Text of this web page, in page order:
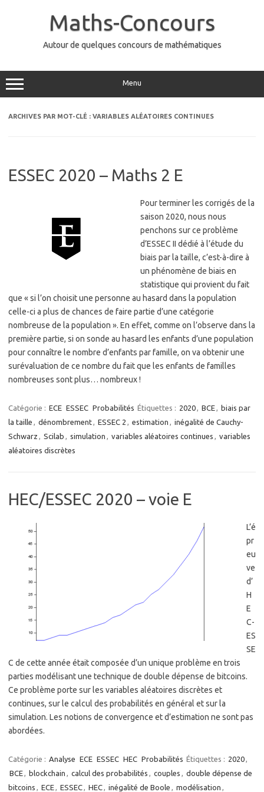
Maths-Concours
Autour de quelques concours de mathématiques
Menu
ARCHIVES PAR MOT-CLÉ : VARIABLES ALÉATOIRES CONTINUES
ESSEC 2020 – Maths 2 E
Pour terminer les corrigés de la
saison 2020, nous nous
penchons sur ce problème
d’ESSEC II dédié à l’étude du
biais par la taille, c’est-à-dire à
un phénomène de biais en
statistique qui provient du fait
que « si l’on choisit une personne au hasard dans la population
celle-ci a plus de chances de faire partie d’une catégorie
nombreuse de la population ». En effet, comme on l’observe dans la
première partie, si on sonde au hasard les enfants d’une population
pour connaître le nombre d’enfants par famille, on va obtenir une
surévaluation de ce nombre du fait que les enfants de familles
nombreuses sont plus… nombreux !
Catégorie : ECE ESSEC Probabilités Étiquettes : 2020, BCE, biais par
la taille , dénombrement, ESSEC 2 , estimation , inégalité de Cauchy-
Schwarz , Scilab , simulation , variables aléatoires continues , variables
aléatoires discrètes
HEC/ESSEC 2020 – voie E
L’é
pr
eu
ve
d’
H
E
C-
ES
SE
C de cette année était composée d’un unique problème en trois
parties modélisant une technique de double dépense de bitcoins.
Ce problème porte sur les variables aléatoires discrètes et
continues, sur le calcul des probabilités en général et sur la
simulation. Les notions de convergence et d’estimation ne sont pas
abordées.
Catégorie : Analyse ECE ESSEC HEC Probabilités Étiquettes : 2020,
BCE, blockchain , calcul des probabilités , couples , double dépense de
bitcoins , ECE, ESSEC, HEC, inégalité de Boole , modélisation ,